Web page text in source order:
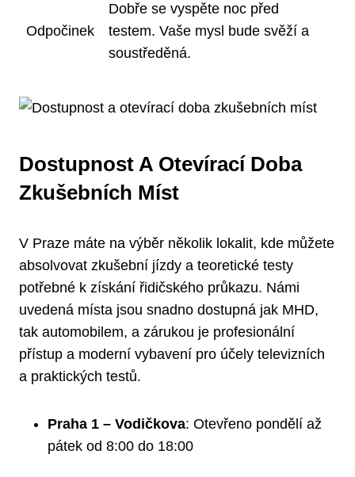
Odpočinek
Dobře se vyspěte noc před
testem. Vaše mysl bude svěží a
soustředěná.
Dostupnost A Otevírací Doba
Zkušebních Míst
V Praze máte na výběr několik lokalit, kde můžete
absolvovat zkušební jízdy a teoretické testy
potřebné k získání řidičského průkazu. Námi
uvedená místa jsou snadno dostupná jak MHD,
tak automobilem, a zárukou je profesionální
přístup a moderní vybavení pro účely televizních
a praktických testů.
Praha 1 – Vodičkova: Otevřeno pondělí až
pátek od 8:00 do 18:00